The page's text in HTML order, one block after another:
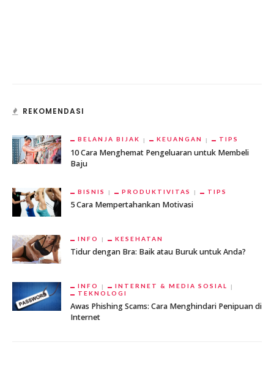
REKOMENDASI
BELANJA BIJAK KEUANGAN TIPS
10 Cara Menghemat Pengeluaran untuk Membeli
Baju
BISNIS PRODUKTIVITAS TIPS
5 Cara Mempertahankan Motivasi
INFO KESEHATAN
Tidur dengan Bra: Baik atau Buruk untuk Anda?
INFO
INTERNET & MEDIA SOSIAL
TEKNOLOGI
Awas Phishing Scams: Cara Menghindari Penipuan di
Internet